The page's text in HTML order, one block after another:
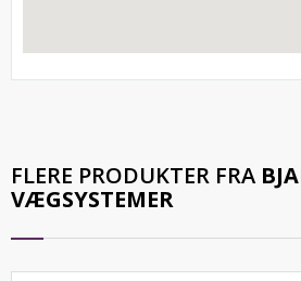
FLERE PRODUKTER FRA
VÆGSYSTEMER